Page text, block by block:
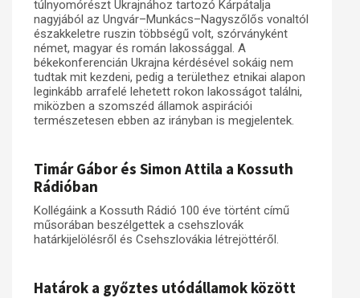
túlnyomórészt Ukrajnához tartozó Kárpátalja
nagyjából az Ungvár–Munkács–Nagyszőlős vonaltól
északkeletre ruszin többségű volt, szórványként
német, magyar és román lakossággal. A
békekonferencián Ukrajna kérdésével sokáig nem
tudtak mit kezdeni, pedig a területhez etnikai alapon
leginkább arrafelé lehetett rokon lakosságot találni,
miközben a szomszéd államok aspirációi
természetesen ebben az irányban is megjelentek.
Timár Gábor és Simon Attila a Kossuth
Rádióban
Kollégáink a Kossuth Rádió 100 éve történt című
műsorában beszélgettek a csehszlovák
határkijelölésről és Csehszlovákia létrejöttéről.
Határok a győztes utódállamok között